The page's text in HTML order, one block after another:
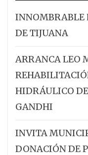
INNOMBRABLE
DE TIJUANA
ARRANCA LEO
HIDRÁULICO
GANDHI
INVITA
DONACIÓN DE